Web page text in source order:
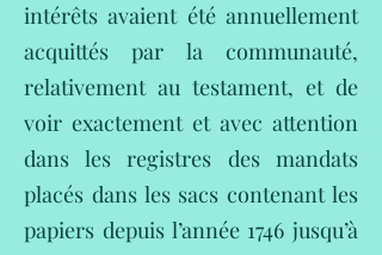
intérêts avaient été annuellement
acquittés par la communauté,
relativement au testament, et de
voir exactement et avec attention
dans les registres des mandats
placés dans les sacs contenant les
papiers depuis l’année 1746 jusqu’à